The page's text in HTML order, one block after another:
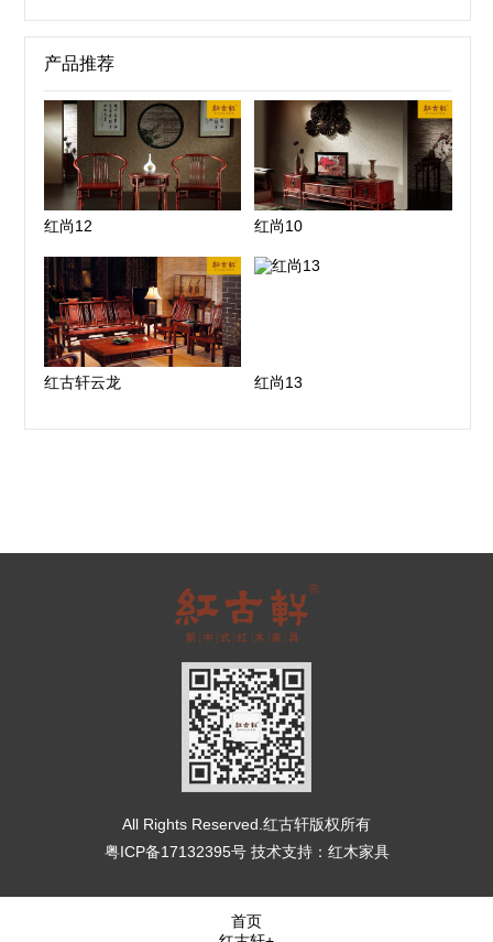
产品推荐
红尚12 红尚10
红古轩云龙 红尚13
All Rights Reserved.红古轩版权所有
粤ICP备17132395号技术支持： 红木家具
首页